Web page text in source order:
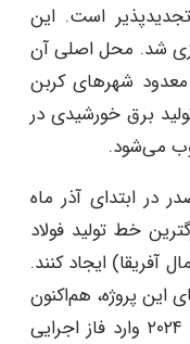
است. این
راه‌اندازی شد. محل اصلی آن
شهرهای کربن
برق خورشیدی در
می‌شود.
در ابتدای آذر ماه
خط تولید فولاد
آفریقا) ایجاد کنند.
این پروژه، هم‌اکنون
نیز صورت گرفته و قرار است تا سال ۲۰۲۴ وارد فاز اجرایی